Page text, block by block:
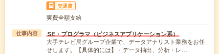
交通費
実費全額支給
仕事内容 SE・プログラマ（ビジネスアプリケーション系）
大手テレビ局グループ企業で、データアナリスト業務をお任
せします。【具体的には】・データ抽出、分析・レ…